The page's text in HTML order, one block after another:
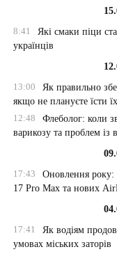
8:41
Які смаки піци
українців
13:00
Як правильно
якщо не плануєте їсти
12:48
Флеболог: коли
варикозу та проблем із
17:43
Оновлення року:
17 Pro Max та нових
17:41
Як водіям
умовах міських заторів